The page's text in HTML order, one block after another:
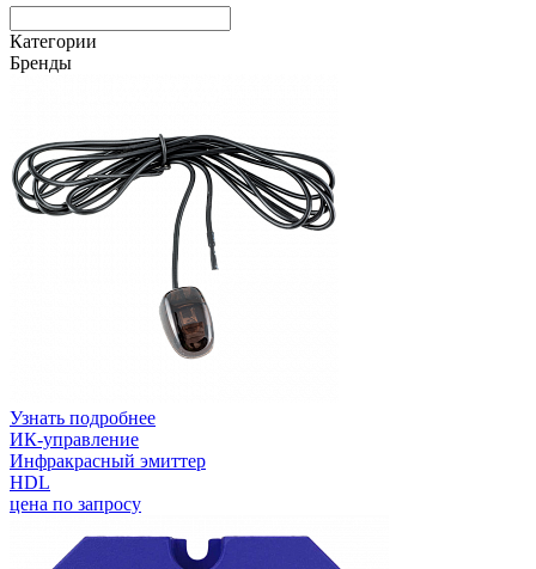
Категории
Бренды
Узнать подробнее
ИК-управление
Инфракрасный эмиттер
HDL
цена по запросу